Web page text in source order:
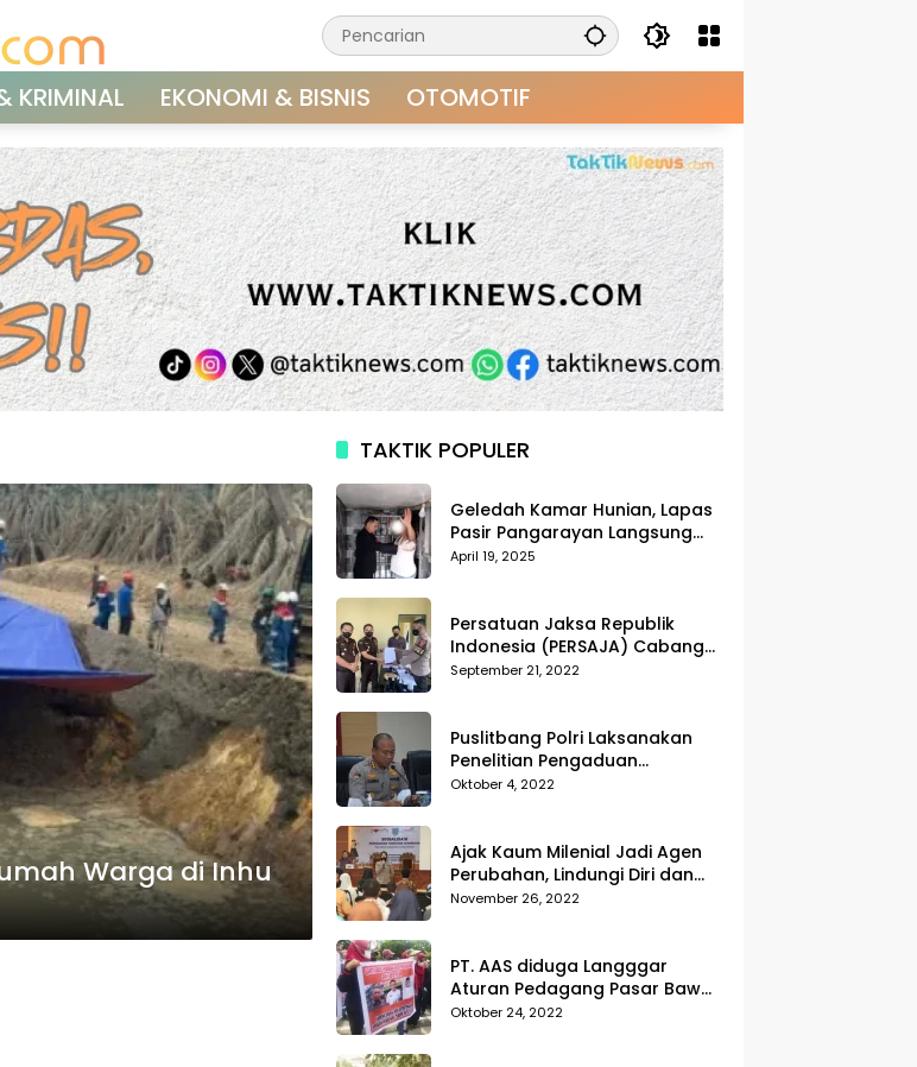
KRIMINAL EKONOMI & BISNIS OTOMOTIF
Warga di Inhu
TAKTIK POPULER
Geledah Kamar Hunian, Lapas
Pasir Pangarayan Langsung
Musnahkan Hasil Temuan
April 19, 2025
Persatuan Jaksa Republik
Indonesia (PERSAJA) Cabang
Kejaksaan Negeri Tanggamus
September 21, 2022
Puslitbang Polri Laksanakan
Penelitian Pengaduan
Masyarakat (Dumas) Guna
Oktober 4, 2022
Ajak Kaum Milenial Jadi Agen
Perubahan, Lindungi Diri dan
Sekitar dari Kekerasan
November 26, 2022
PT. AAS diduga Langggar
Aturan Pedagang Pasar Bawah
Geruduk Kantor DPRD
Oktober 24, 2022